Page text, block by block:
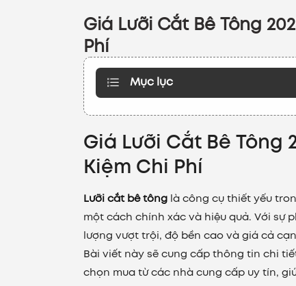
Giá Lưỡi Cắt Bê Tông
Phí
Mục lục
Giá Lưỡi Cắt Bê Tông
Kiệm Chi Phí
Lưỡi cắt bê tông là công cụ thiết yếu
một cách chính xác và hiệu quả. Với sự
lượng vượt trội, độ bền cao và giá cả
Bài viết này sẽ cung cấp thông tin chi
chọn mua từ các nhà cung cấp uy tín,